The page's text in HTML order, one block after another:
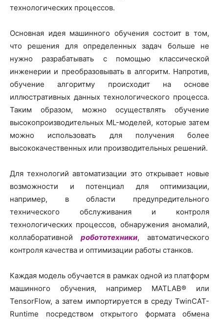
технологических процессов.
Основная идея машинного обучения состоит в том,
что решения для определенных задач больше не
нужно разрабатывать с помощью классической
инженерии и преобразовывать в алгоритм. Напротив,
обучение алгоритму происходит на основе
иллюстративных данных технологического процесса.
Таким образом, можно осуществлять обучение
высокопроизводительных ML-моделей, которые затем
можно использовать для получения более
высококачественных или производительных решений.
Для технологий автоматизации это открывает новые
возможности и потенциал для оптимизации,
например, в области предупредительного
технического обслуживания и контроля
технологических процессов, обнаружения аномалий,
коллаборативной робототехники, автоматического
контроля качества и оптимизации работы станков.
Каждая модель обучается в рамках одной из платформ
машинного обучения, например MATLAB® или
TensorFlow, а затем импортируется в среду TwinCAT-
Runtime посредством открытого формата обмена